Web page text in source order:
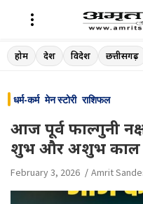
Skip
to
होम देश विदेश छत्तीसगढ़
धर्म-कर्म मेन स्टोरी राशिफल
आज पूर्व फाल्गुनी
शुभ और अशुभ काल
February 3, 2026 Amrit